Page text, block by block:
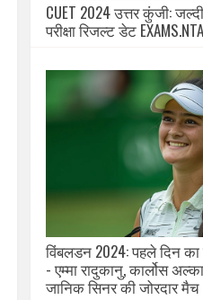
CUET 2024 उत्तर कुंजी:
परीक्षा रिजल्ट डेट
विंबलडन 2024: पहले दिन
- एम्मा रादुकानु, कार्लोस
जानिक सिनर की जोरदार मैच